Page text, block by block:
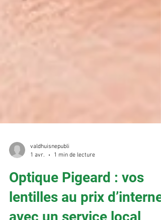
valdhuisnepubli
1 avr.
1 min de lecture
Optique Pigeard : vos